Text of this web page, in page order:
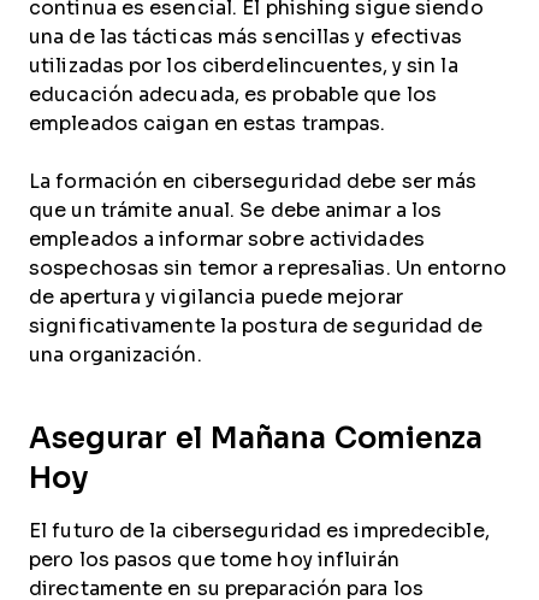
continua es esencial. El phishing sigue siendo
una de las tácticas más sencillas y efectivas
utilizadas por los ciberdelincuentes, y sin la
educación adecuada, es probable que los
empleados caigan en estas trampas.
La formación en ciberseguridad debe ser más
que un trámite anual. Se debe animar a los
empleados a informar sobre actividades
sospechosas sin temor a represalias. Un entorno
de apertura y vigilancia puede mejorar
significativamente la postura de seguridad de
una organización.
Asegurar el Mañana Comienza
Hoy
El futuro de la ciberseguridad es impredecible,
pero los pasos que tome hoy influirán
directamente en su preparación para los